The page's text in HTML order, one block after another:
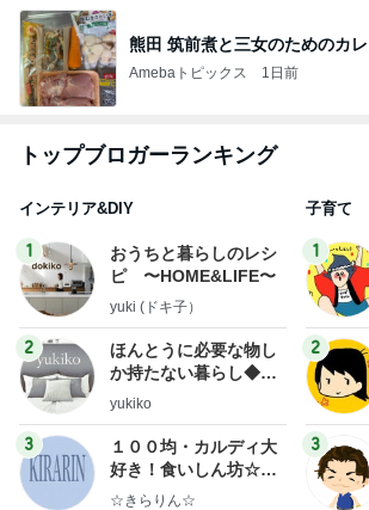
熊田 筑前煮と三女のためのカレ
Amebaトピックス 1日前
トップブロガーランキング
インテリア&DIY
1
おうちと暮らしのレシ
ピ 〜HOME&LIFE〜
yuki (ドキ子）
2
ほんとうに必要な物し
か持たない暮らし◆Ke
ep Life Simple◆〜イ
yukiko
3
１００均・カルディ大
好き！食いしん坊☆き
らりん☆のブログ
☆きらりん☆
子育て
1
2
3